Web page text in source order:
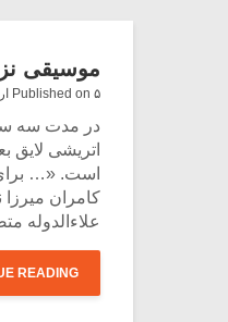
موسیقی نزد
Published on ۵ اردیبهشت ۱۳۹۱
در مدت سه
است. «…
علاءالدوله
READING